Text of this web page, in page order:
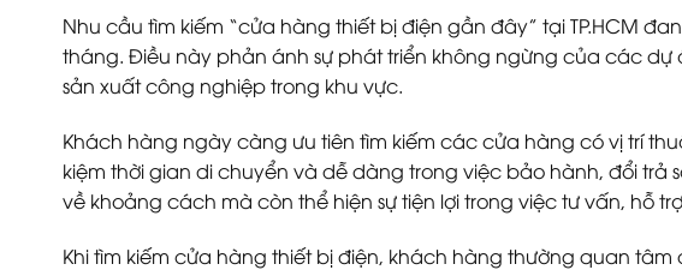
Nhu cầu tìm kiếm “cửa hàng thiết bị điện gần đây” tại TP.HCM
tháng. Điều này phản ánh sự phát triển không ngừng của các
sản xuất công nghiệp trong khu vực.
Khách hàng ngày càng ưu tiên tìm kiếm các cửa hàng có vị trí
kiệm thời gian di chuyển và dễ dàng trong việc bảo hành, đổi trả
về khoảng cách mà còn thể hiện sự tiện lợi trong việc tư vấn, hỗ
Khi tìm kiếm cửa hàng thiết bị điện, khách hàng thường quan